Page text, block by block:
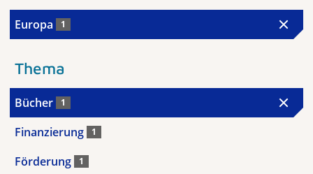
Europa 1
Thema
Bücher 1
Finanzierung 1
Förderung 1